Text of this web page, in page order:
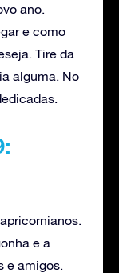
ano.
e como
Tire da
alguma. No
e a
e amigos.